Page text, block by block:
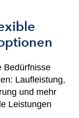
Bedürfnisse
Laufleistung,
und mehr
Leistungen